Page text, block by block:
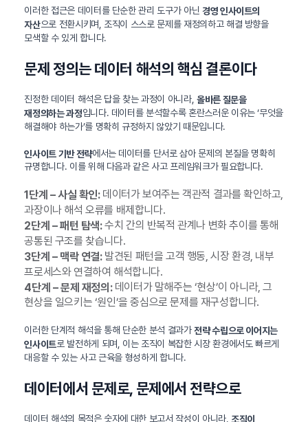
이러한 접근은 데이터를 단순한 관리 도구가 아닌 경영 인사이트의
자산으로 전환시키며, 조직이 스스로 문제를 재정의하고 해결 방향을
모색할 수 있게 합니다.
문제 정의는 데이터 해석의 핵심 결론이다
진정한 데이터 해석은 답을 찾는 과정이 아니라, 올바른 질문을
재정의하는 과정입니다. 데이터를 분석할수록 혼란스러운 이유는 ‘무엇을
해결해야 하는가’를 명확히 규정하지 않았기 때문입니다.
인사이트 기반 전략에서는 데이터를 단서로 삼아 문제의 본질을 명확히
규명합니다. 이를 위해 다음과 같은 사고 프레임워크가 필요합니다.
1단계 – 사실 확인:데이터가 보여주는 객관적 결과를 확인하고,
과장이나 해석 오류를 배제합니다.
2단계 – 패턴 탐색:수치 간의 반복적 관계나 변화 추이를 통해
공통된 구조를 찾습니다.
3단계 – 맥락 연결:발견된 패턴을 고객 행동, 시장 환경, 내부
프로세스와 연결하여 해석합니다.
4단계 – 문제 재정의:데이터가 말해주는 ‘현상’이 아니라, 그
현상을 일으키는 ‘원인’을 중심으로 문제를 재구성합니다.
이러한 단계적 해석을 통해 단순한 분석 결과가전략 수립으로 이어지는
인사이트로 발전하게 되며, 이는 조직이 복잡한 시장 환경에서도 빠르게
대응할 수 있는 사고 근육을 형성하게 합니다.
데이터에서 문제로, 문제에서 전략으로
데이터 해석의 목적은 숫자에 대한 보고서 작성이 아니라, 조직이